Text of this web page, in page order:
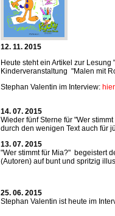
12. 11. 2015
Heute steht ein Artikel zur
Kinderveranstaltung "Malen mit
Stephan Valentin im Interview: hier
14. 07. 2015
Wieder fünf Sterne für "Wer
durch den wenigen Text auch für
13. 07. 2015
"Wer stimmt für Mia?" begeistert
(Autoren) auf bunt und spritzig
25. 06. 2015
Stephan Valentin ist heute im